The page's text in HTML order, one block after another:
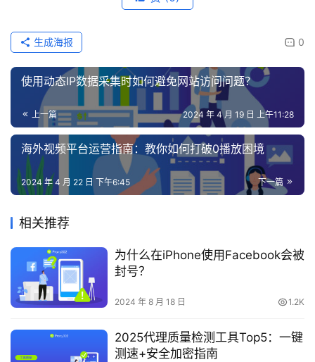
0
生成海报
使用动态IP数据采集时如何避免网站访问问题？
上一篇 2024 年 4 月 19 日 上午11:28
海外视频平台运营指南：教你如何打破0播放困境
下一篇
2024 年 4 月 22 日 下午6:45
相关推荐
为什么在iPhone使用Facebook会被
封号？
2024 年 8 月 18 日 1.2K
2025代理质量检测工具Top5：一键
测速+安全加密指南